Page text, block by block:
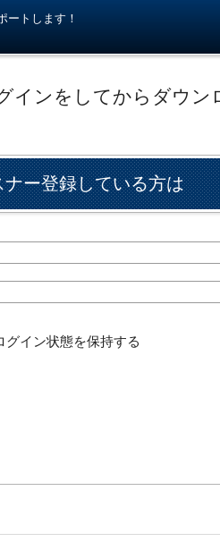
ートします！
インをしてからダウン
ナー登録している方は
グイン状態を保持する